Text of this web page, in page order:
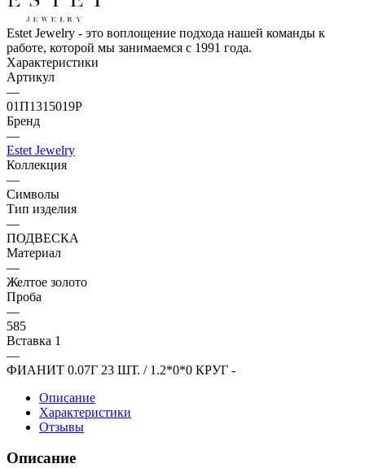
Estet Jewelry - это воплощение подхода нашей команды к
работе, которой мы занимаемся с 1991 года.
Характеристики
Артикул
—
01П1315019Р
Бренд
—
Estet Jewelry
Коллекция
—
Символы
Тип изделия
—
ПОДВЕСКА
Материал
—
Желтое золото
Проба
—
585
Вставка 1
—
ФИАНИТ 0.07Г 23 ШТ. / 1.2*0*0 КРУГ -
Описание
Характеристики
Отзывы
Описание